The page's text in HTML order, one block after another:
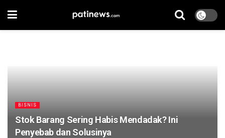
BISNIS
Stok Barang Sering Habis Mendadak? Ini
Penyebab dan Solusinya